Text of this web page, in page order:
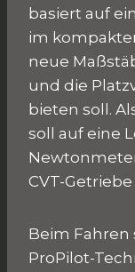
basiert auf
im
neue
und die
bieten soll.
soll auf eine
CVT-
Beim
ProPilot-